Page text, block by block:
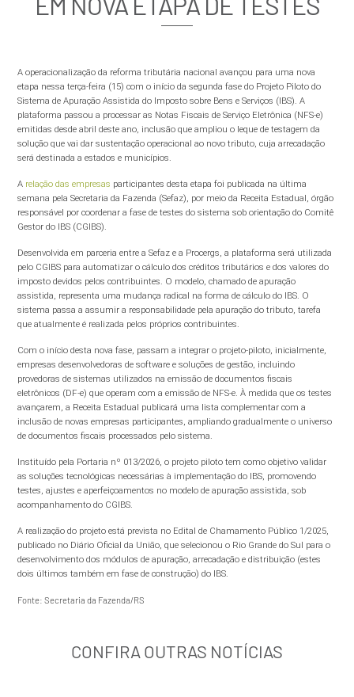
A operacionalização da reforma tributária nacional avançou para uma nova
etapa nessa terça-feira (15) com o início da segunda fase do Projeto Piloto do
Sistema de Apuração Assistida do Imposto sobre Bens e Serviços (IBS). A
plataforma passou a processar as Notas Fiscais de Serviço Eletrônica (NFS-e)
emitidas desde abril deste ano, inclusão que ampliou o leque de testagem da
solução que vai dar sustentação operacional ao novo tributo, cuja arrecadação
será destinada a estados e municípios.
A relação das empresas participantes desta etapa foi publicada na última
semana pela Secretaria da Fazenda (Sefaz), por meio da Receita Estadual, órgão
responsável por coordenar a fase de testes do sistema sob orientação do Comitê
Gestor do IBS (CGIBS).
Desenvolvida em parceria entre a Sefaz e a Procergs, a plataforma será utilizada
pelo CGIBS para automatizar o cálculo dos créditos tributários e dos valores do
imposto devidos pelos contribuintes. O modelo, chamado de apuração
assistida, representa uma mudança radical na forma de cálculo do IBS. O
sistema passa a assumir a responsabilidade pela apuração do tributo, tarefa
que atualmente é realizada pelos próprios contribuintes.
Com o início desta nova fase, passam a integrar o projeto-piloto, inicialmente,
empresas desenvolvedoras de software e soluções de gestão, incluindo
provedoras de sistemas utilizados na emissão de documentos fiscais
eletrônicos (DF-e) que operam com a emissão de NFS-e. À medida que os testes
avançarem, a Receita Estadual publicará uma lista complementar com a
inclusão de novas empresas participantes, ampliando gradualmente o universo
de documentos fiscais processados pelo sistema.
Instituído pela Portaria nº 013/2026, o projeto piloto tem como objetivo validar
as soluções tecnológicas necessárias à implementação do IBS, promovendo
testes, ajustes e aperfeiçoamentos no modelo de apuração assistida, sob
acompanhamento do CGIBS.
A realização do projeto está prevista no Edital de Chamamento Público 1/2025,
publicado no Diário Oficial da União, que selecionou o Rio Grande do Sul para o
desenvolvimento dos módulos de apuração, arrecadação e distribuição (estes
dois últimos também em fase de construção) do IBS.
Fonte: Secretaria da Fazenda/RS
CONFIRA OUTRAS NOTÍCIAS